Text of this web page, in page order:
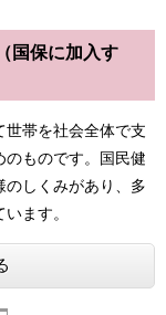
国保に加入す
帯を社会全体で支
のものです。国民健
のしくみがあり、多
ます。